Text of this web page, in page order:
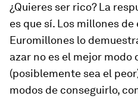
¿Quieres ser rico? La
es que sí. Los millones
Euromillones lo
azar no es el mejor modo
(posiblemente sea el
modos de conseguirlo,